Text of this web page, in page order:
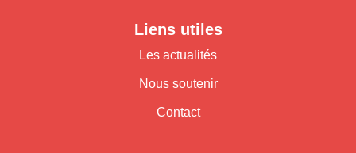
Liens utiles
Les actualités
Nous soutenir
Contact